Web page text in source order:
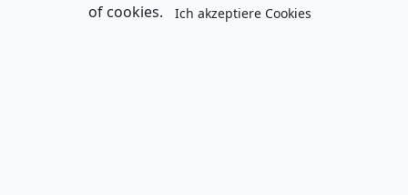
of cookies.
Ich akzeptiere Cookies